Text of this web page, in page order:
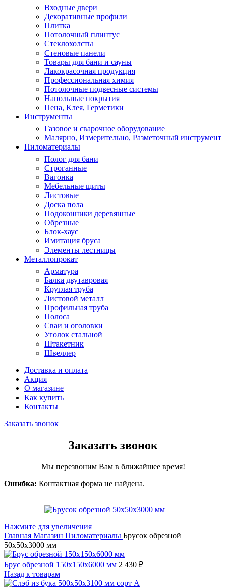
Входные двери
Декоративные профили
Плитка
Потолочный плинтус
Стеклохолсты
Стеновые панели
Товары для бани и сауны
Лакокрасочная продукция
Профессиональная химия
Потолочные подвесные системы
Напольные покрытия
Пена, Клея, Герметики
Инструменты
Газовое и сварочное оборудование
Малярно, Измерительно, Разметочный инструмент
Пиломатериалы
Полог для бани
Строганные
Вагонка
Мебельные щиты
Листовые
Доска пола
Подоконники деревянные
Обрезные
Блок-хаус
Имитация бруса
Элементы лестницы
Металлопрокат
Арматура
Балка двутавровая
Круглая труба
Листовой металл
Профильная труба
Полоса
Сваи и оголовки
Уголок стальной
Штакетник
Швеллер
Доставка и оплата
Акция
О магазине
Как купить
Контакты
Заказать звонок
Заказать звонок
Мы перезвоним Вам в ближайшее время!
Ошибка: Контактная форма не найдена.
Нажмите для увеличения
Главная Магазин Пиломатериалы Брусок обрезной
50х50х3000 мм
Брус обрезной 150х150х6000 мм 2 430 ₽
Назад к товарам